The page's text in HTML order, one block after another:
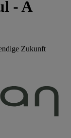
- A
Zukunft